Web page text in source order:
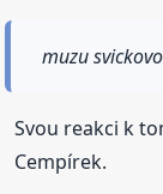
muzu
Svou reakci k
Cempírek.